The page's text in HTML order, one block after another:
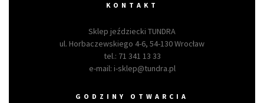
KONTAKT
Sklep jeździecki TUNDRA
ul. Horbaczewskiego 4-6, 54-130 Wrocław
tel.: 71 341 13 33
e-mail: i-sklep@tundra.pl
GODZINY OTWARCIA